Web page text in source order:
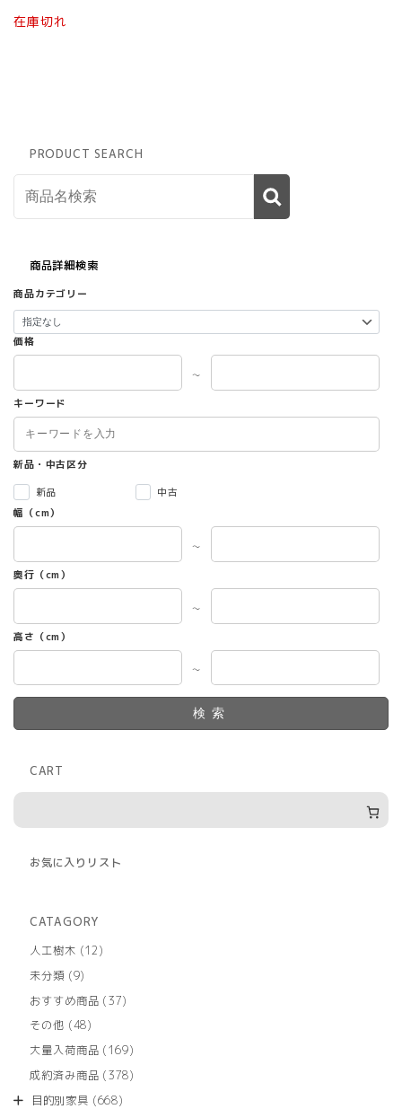
在庫切れ
PRODUCT SEARCH
商品詳細検索
商品カテゴリー
価格
～
キーワード
新品・中古区分
新品
中古
幅（cm）
～
奥行（cm）
～
高さ（cm）
～
検索
CART
お気に入りリスト
CATAGORY
人工樹木
1212
商
未分類 99
の
商
おすすめ商品 3737
商
その他 4848
の
商
大量入荷商品 169169
の
成約済み商品 378378
目的別家具 668668